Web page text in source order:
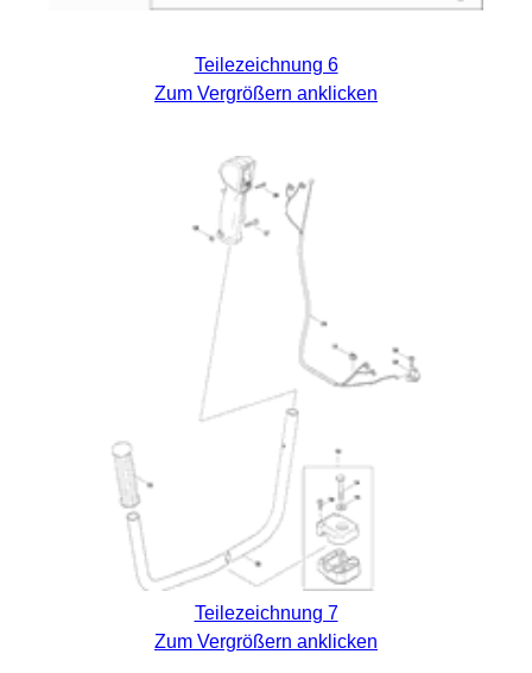
Teilezeichnung 6
Zum Vergrößern anklicken
Teilezeichnung 7
Zum Vergrößern anklicken